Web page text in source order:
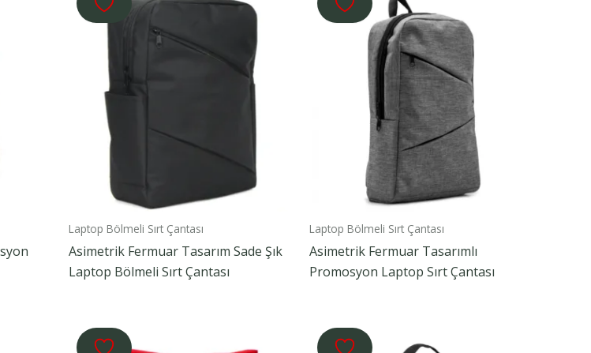
Laptop Bölmeli Sırt Çantası
Asimetrik Fermuar Tasarım Sade Şık
Laptop Bölmeli Sırt Çantası
Laptop Bölmeli Sırt Çantası
Asimetrik Fermuar Tasarımlı
Promosyon Laptop Sırt Çantası